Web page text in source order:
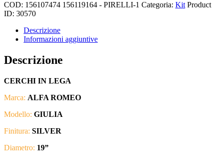
COD: 156107474 156119164 - PIRELLI-1 Categoria: Kit Product
ID: 30570
Descrizione
Informazioni aggiuntive
Descrizione
CERCHI IN LEGA
Marca: ALFA ROMEO
Modello: GIULIA
Finitura: SILVER
Diametro: 19”